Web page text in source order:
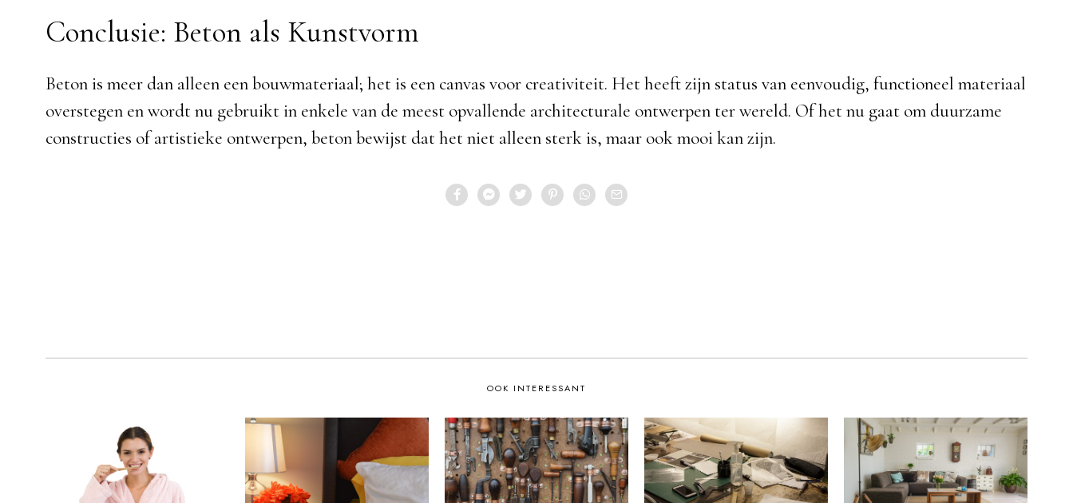
Conclusie: Beton als Kunstvorm
Beton is meer dan alleen een bouwmateriaal; het is een canvas voor creativiteit. Het heeft zijn status van eenvoudig, functioneel materiaal
overstegen en wordt nu gebruikt in enkele van de meest opvallende architecturale ontwerpen ter wereld. Of het nu gaat om duurzame
constructies of artistieke ontwerpen, beton bewijst dat het niet alleen sterk is, maar ook mooi kan zijn.
OOK INTERESSANT